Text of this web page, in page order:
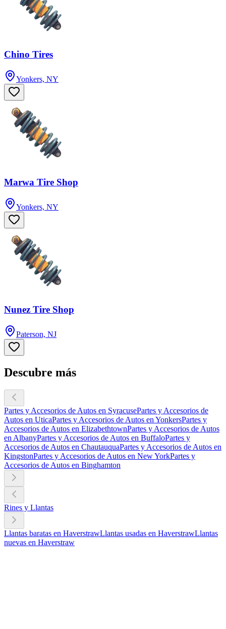
Chino Tires
Yonkers, NY
Marwa Tire Shop
Yonkers, NY
Nunez Tire Shop
Paterson, NJ
Descubre más
Partes y Accesorios de Autos en SyracusePartes y Accesorios de
Autos en UticaPartes y Accesorios de Autos en YonkersPartes y
Accesorios de Autos en ElizabethtownPartes y Accesorios de Autos
en AlbanyPartes y Accesorios de Autos en BuffaloPartes y
Accesorios de Autos en ChautauquaPartes y Accesorios de Autos en
KingstonPartes y Accesorios de Autos en New YorkPartes y
Accesorios de Autos en Binghamton
Rines y Llantas
Llantas baratas en HaverstrawLlantas usadas en HaverstrawLlantas
nuevas en Haverstraw